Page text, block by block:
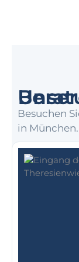
Unsere
Besuchen
in München.